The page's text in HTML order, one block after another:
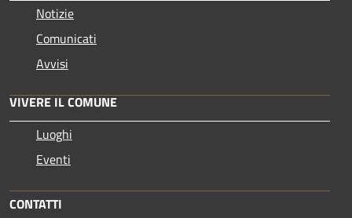
Notizie
Comunicati
Avvisi
VIVERE IL COMUNE
Luoghi
Eventi
CONTATTI